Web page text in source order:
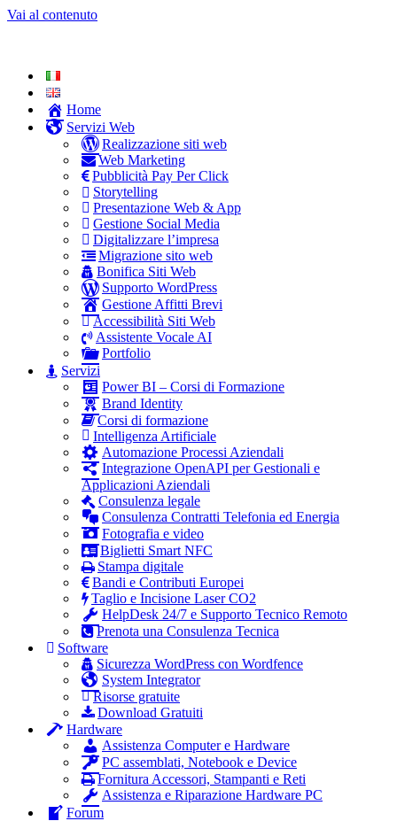
Vai al contenuto
Home
Servizi Web
Realizzazione siti web
Web Marketing
Pubblicità Pay Per Click
Storytelling
Presentazione Web & App
Gestione Social Media
Digitalizzare l’impresa
Migrazione sito web
Bonifica Siti Web
Supporto WordPress
Gestione Affitti Brevi
Accessibilità Siti Web
Assistente Vocale AI
Portfolio
Servizi
Power BI – Corsi di Formazione
Brand Identity
Corsi di formazione
Intelligenza Artificiale
Automazione Processi Aziendali
Integrazione OpenAPI per Gestionali e
Applicazioni Aziendali
Consulenza legale
Consulenza Contratti Telefonia ed Energia
Fotografia e video
Biglietti Smart NFC
Stampa digitale
Bandi e Contributi Europei
Taglio e Incisione Laser CO2
HelpDesk 24/7 e Supporto Tecnico Remoto
Prenota una Consulenza Tecnica
Software
Sicurezza WordPress con Wordfence
System Integrator
Risorse gratuite
Download Gratuiti
Hardware
Assistenza Computer e Hardware
PC assemblati, Notebook e Device
Fornitura Accessori, Stampanti e Reti
Assistenza e Riparazione Hardware PC
Forum